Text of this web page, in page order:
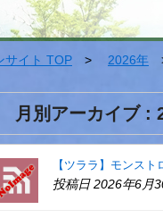
サイト TOP 2026年
月別アーカイブ :
【ツララ】モンス
投稿日 2026年6月